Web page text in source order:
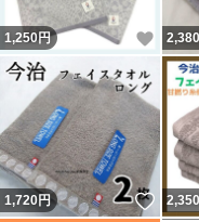
1,250円 いい
2,380
1,720円 いい
2,350